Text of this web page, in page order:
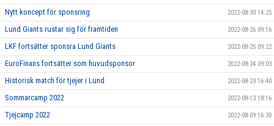
Nytt koncept för sponsring 2022-08-30 14:25
Lund Giants rustar sig för framtiden 2022-08-26 09:16
LKF fortsätter sponsra Lund Giants 2022-08-25 09:22
EuroFinans fortsätter som huvudsponsor 2022-08-24 09:03
Historisk match för tjejer i Lund 2022-08-23 16:40
Sommarcamp 2022 2022-08-13 18:16
Tjejcamp 2022 2022-08-09 16:30